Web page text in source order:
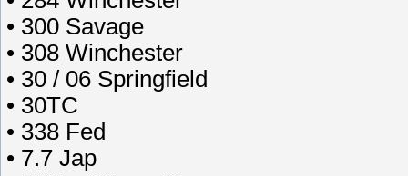
• 300 Savage
• 308 Winchester
• 30 / 06 Springfield
• 30TC
• 338 Fed
• 7.7 Jap